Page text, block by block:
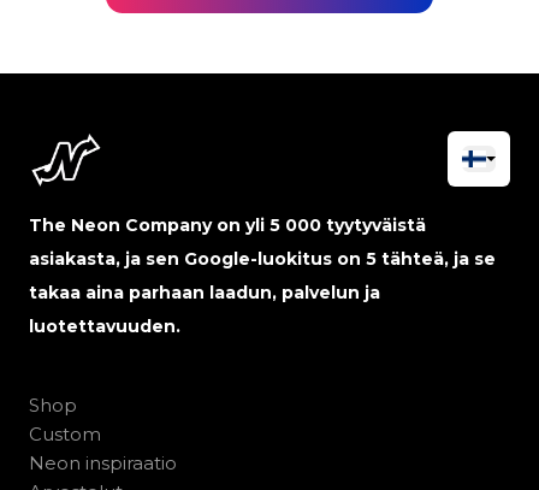
The Neon Company on yli 5 000 tyytyväistä
asiakasta, ja sen Google-luokitus on 5 tähteä, ja se
takaa aina parhaan laadun, palvelun ja
luotettavuuden.
Shop
Custom
Neon inspiraatio